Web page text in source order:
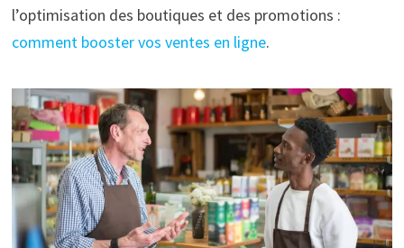
l’optimisation des boutiques et des promotions :
comment booster vos ventes en ligne.